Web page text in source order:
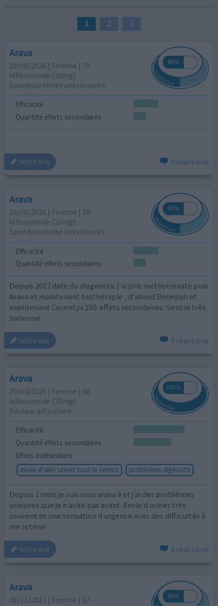
1 2 3
Arava
10/06/2026 | Femme | 79
léflunomide (20mg)
Spondylarthrite ankylosante
Efficacité
Quantité effets secondaires
votre avis 0 réactions
Arava
10/06/2026 | Femme | 79
léflunomide (20mg)
Spondylarthrite ankylosante
Efficacité
Quantité effets secondaires
Depuis 2017 date du diagnostic j'ai pris methotrexate puis
Arava et maintenant biothérapie , d'abord Benepali et
maintenant Cosentyx 150. effets secondaires : ventre très
ballonné
votre avis 0 réactions
Arava
20/04/2025 | Femme | 68
léflunomide (20mg)
Douleur articulaire
Efficacité
Quantité effets secondaires
Effets indésirables
envie d'aller uriner tout le temps
problèmes digestifs
Depuis 2 mois je suis sous arava à et j ai des problèmes
urinaires que je n avais pas avant. Envie d uriner très
souvent et une sensation d urgence avec des difficultés à
me retenir
votre avis 0 réactions
Arava
30/11/2023 | Femme | 67